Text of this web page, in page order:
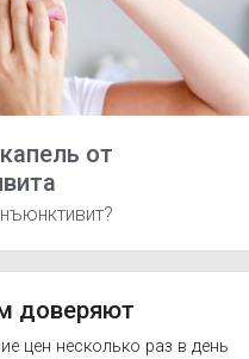
от
доверяют
цен несколько раз в день